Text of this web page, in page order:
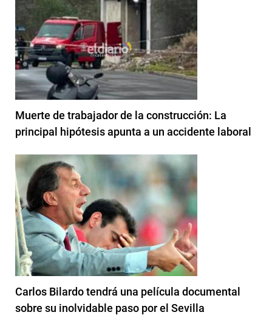
Muerte de trabajador de la construcción: La
principal hipótesis apunta a un accidente laboral
Carlos Bilardo tendrá una película documental
sobre su inolvidable paso por el Sevilla